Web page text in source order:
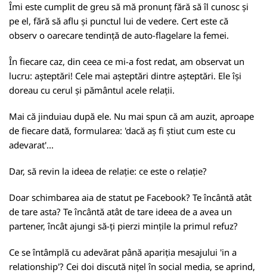
Îmi este cumplit de greu să mă pronunț fără să îl cunosc și
pe el, fără să aflu și punctul lui de vedere. Cert este că
observ o oarecare tendință de auto-flagelare la femei.
În fiecare caz, din ceea ce mi-a fost redat, am observat un
lucru: așteptări! Cele mai așteptări dintre așteptări. Ele își
doreau cu cerul și pământul acele relații.
Mai că jinduiau după ele. Nu mai spun că am auzit, aproape
de fiecare dată, formularea: 'dacă aș fi știut cum este cu
adevarat'...
Dar, să revin la ideea de relație: ce este o relație?
Doar schimbarea aia de statut pe Facebook? Te încântă atât
de tare asta? Te încântă atât de tare ideea de a avea un
partener, încât ajungi să-ți pierzi mințile la primul refuz?
Ce se întâmplă cu adevărat până apariția mesajului 'in a
relationship'? Cei doi discută nițel în social media, se aprind,